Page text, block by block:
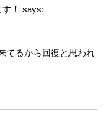
！
says:
るから回復と思われ